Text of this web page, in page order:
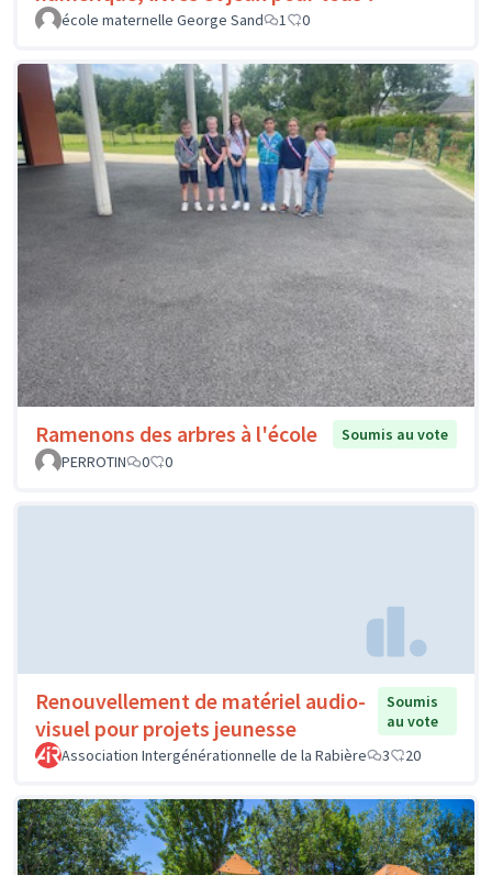
école maternelle George Sand 1 0
Ramenons des arbres à l'école
Soumis au vote
PERROTIN
0 0
Renouvellement de matériel audio-
visuel pour projets jeunesse
Soumis
au vote
Association Intergénérationnelle de la Rabière
3 20